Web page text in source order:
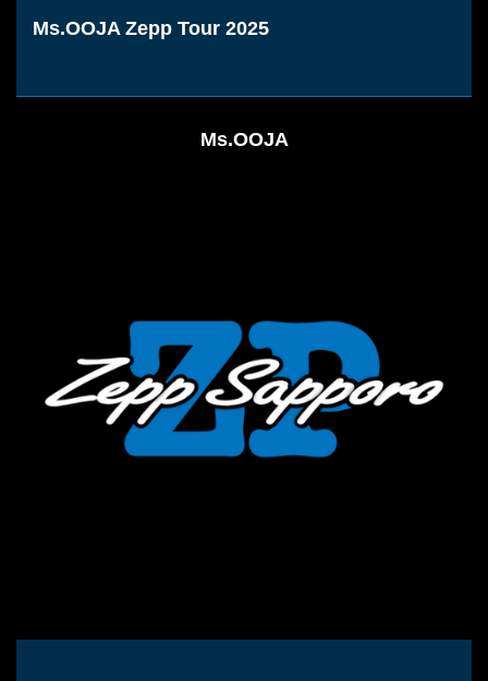
Ms.OOJA Zepp Tour 2025
Ms.OOJA